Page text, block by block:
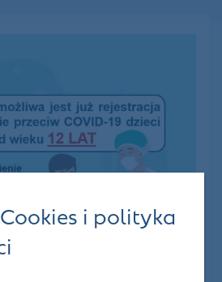
i polityka